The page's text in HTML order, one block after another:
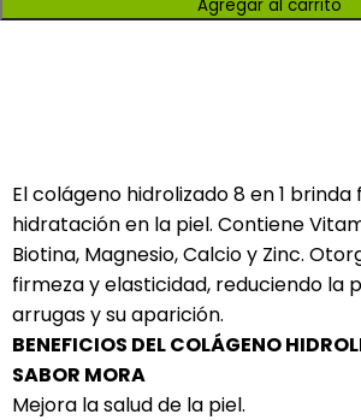
Agregar al carrito
El colágeno hidrolizado 8 en 1 brinda
hidratación en la piel. Contiene
Biotina, Magnesio, Calcio y Zinc.
firmeza y elasticidad, reduciendo la
arrugas y su aparición.
BENEFICIOS DEL COLÁGENO
SABOR MORA
Mejora la salud de la piel.